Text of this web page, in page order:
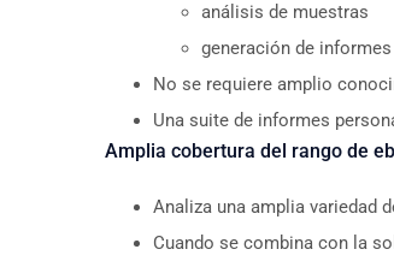
análisis de muestras
generación de
No se requiere amplio
Una suite de informes
Amplia cobertura del rango de
Analiza una amplia variedad
Cuando se combina con la